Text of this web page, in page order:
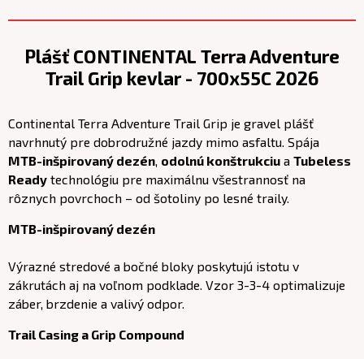
Plášť CONTINENTAL Terra Adventure
Trail Grip kevlar - 700x55C 2026
Continental Terra Adventure Trail Grip je gravel plášť
navrhnutý pre dobrodružné jazdy mimo asfaltu. Spája
MTB-inšpirovaný dezén, odolnú konštrukciu a Tubeless
Ready technológiu pre maximálnu všestrannosť na
rôznych povrchoch – od šotoliny po lesné traily.
MTB-inšpirovaný dezén
Výrazné stredové a bočné bloky poskytujú istotu v
zákrutách aj na voľnom podklade. Vzor 3-3-4 optimalizuje
záber, brzdenie a valivý odpor.
Trail Casing a Grip Compound